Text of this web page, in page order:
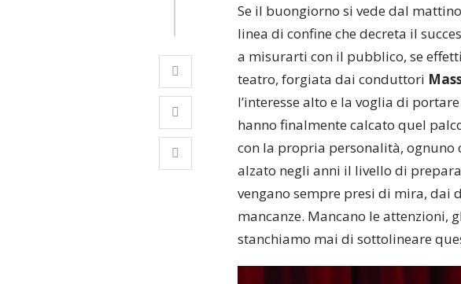
Se il buongiorno si vede dal
linea di confine che decreta il
a misurarti con il pubblico, se
teatro, forgiata dai conduttori
l’interesse alto e la voglia di
hanno finalmente calcato quel
con la propria personalità, ognuno
alzato negli anni il livello di
vengano sempre presi di mira,
mancanze. Mancano le attenzioni,
stanchiamo mai di sottolineare